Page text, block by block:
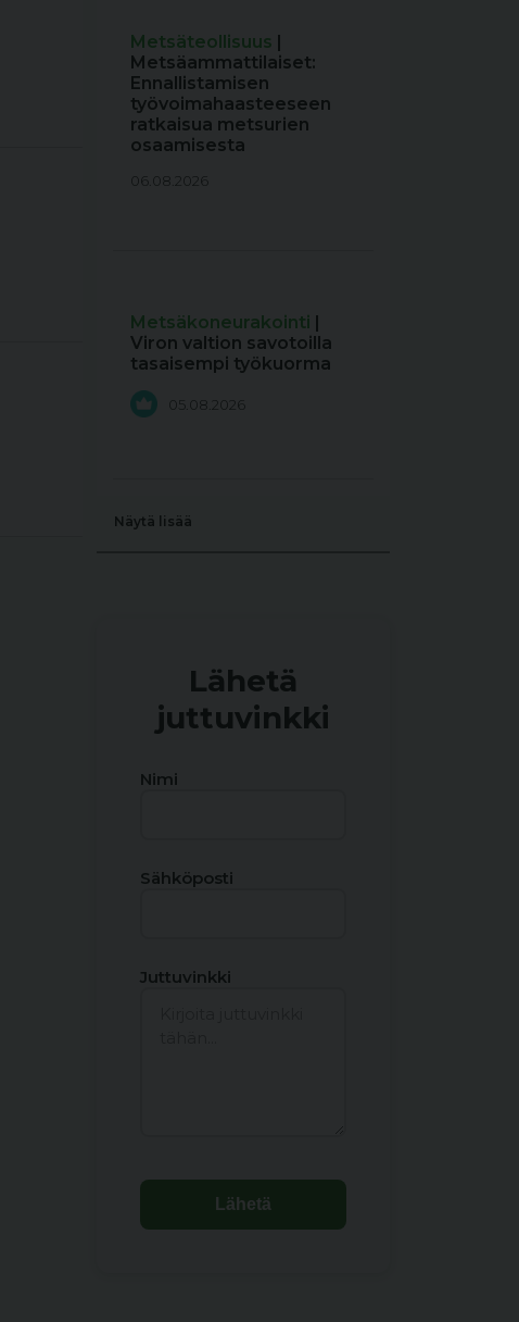
Metsäteollisuus |
Metsäammattilaiset:
Ennallistamisen
työvoimahaasteeseen
ratkaisua metsurien
osaamisesta
06.08.2026
Metsäkoneurakointi |
Viron valtion savotoilla
tasaisempi työkuorma
05.08.2026
Näytä lisää
Lähetä
juttuvinkki
Nimi
Sähköposti
Juttuvinkki
Lähetä